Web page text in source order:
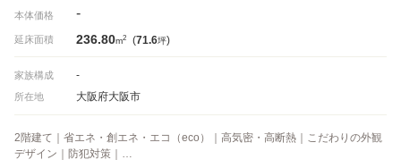
本体価格 -
延床面積 236.80m2 (71.6坪)
家族構成 -
所在地 大阪府大阪市
2階建て｜省エネ・創エネ・エコ（eco）｜高気密・高断熱｜こだわりの外観
デザイン｜防犯対策｜…